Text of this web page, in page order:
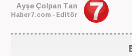
Ayşe Çolpan Tan
Haber7.com - Editör